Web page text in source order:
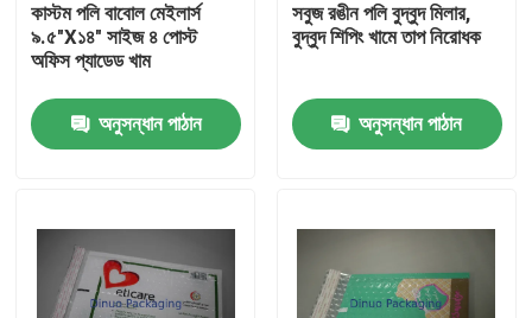
পণ্য
কাস্টম পলি বাবোল মেইলার্স
৯.৫"X১৪" সাইজ ৪ পোস্ট
অফিস প্যাডেড খাম
অনুসন্ধান পাঠান
সবুজ রঙীন পলি বুদ্বুদ মিলার,
বুদ্বুদ শিপিং খামে তাপ নিরোধক
অনুসন্ধান পাঠান